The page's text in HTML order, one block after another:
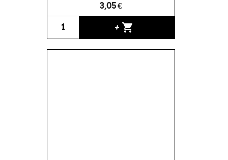
3,05 €
+ shopping_cart